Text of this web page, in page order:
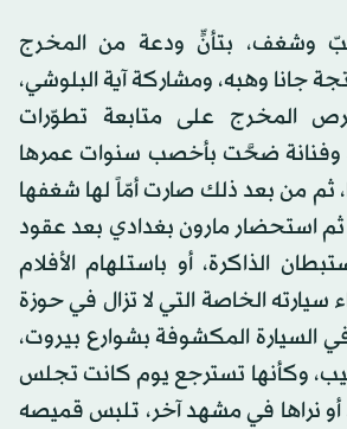
وشغف، بتأنٍّ ودعة من المخرج
جانا وهبه، ومشاركة آية البلوشي،
المخرج على متابعة تطوّرات
وفنانة ضحَّت بأخصب سنوات عمرها
من بعد ذلك صارت أمّاً لها شغفها
استحضار مارون بغدادي بعد عقود
الذاكرة، أو باستلهام الأفلام
سيارته الخاصة التي لا تزال في حوزة
في السيارة المكشوفة بشوارع بيروت،
وكأنها تسترجع يوم كانت تجلس
أو نراها في مشهد آخر، تلبس قميصه